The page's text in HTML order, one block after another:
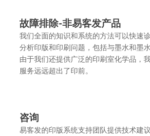
故障排除-非易客发产品
我们全面的知识和系统的方法可以快速
分析印版和印刷问题，包括与墨水和墨水
由于我们还提供广泛的印刷室化学品，
服务远远超出了印前。
咨询
易客发的印版系统支持团队提供技术建